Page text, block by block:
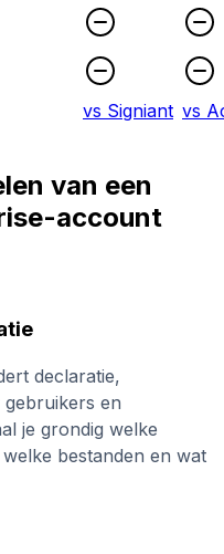
Unchecked
Unchecked
vs Signiant vs
van een
account
declaratie,
en
je grondig welke
bestanden en wat